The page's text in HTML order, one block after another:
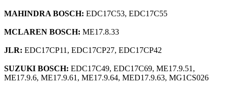
MAHINDRA BOSCH: EDC17C53, EDC17C55
MCLAREN BOSCH: ME17.8.33
JLR: EDC17CP11, EDC17CP27, EDC17CP42
SUZUKI BOSCH: EDC17C49, EDC17C69, ME17.9.51,
ME17.9.6, ME17.9.61, ME17.9.64, MED17.9.63, MG1CS026